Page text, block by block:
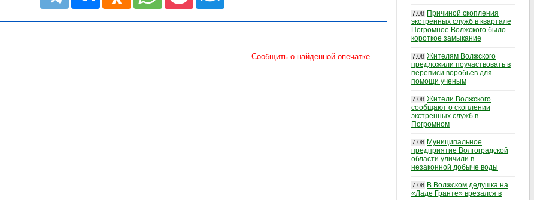
7.08 Причиной скопления
экстренных служб в квартале
Погромное Волжского было
короткое замыкание
7.08 Жителям Волжского
предложили поучаствовать в
переписи воробьев для
помощи ученым
7.08 Жители Волжского
сообщают о скоплении
экстренных служб в
Погромном
7.08 Муниципальное
предприятие Волгоградской
области уличили в
незаконной добыче воды
7.08 В Волжском дедушка на
«Ладе Гранте» врезался в